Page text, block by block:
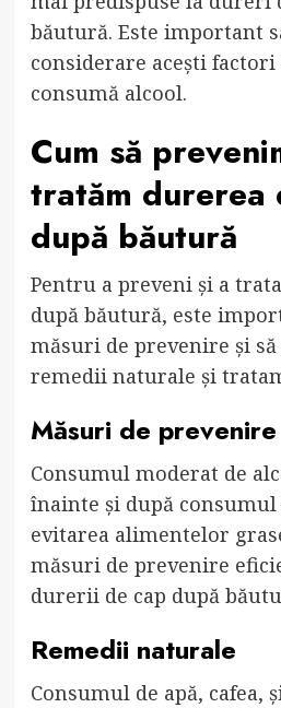
băutură. Este important
considerare acești factori
consumă alcool.
Cum să
tratăm durerea
după băutură
Pentru a preveni și a
după băutură, este
măsuri de prevenire și
remedii naturale și
Măsuri de prevenire
Consumul moderat de
înainte și după consumul
evitarea alimentelor
măsuri de prevenire
durerii de cap după
Remedii naturale
Consumul de apă, cafea,